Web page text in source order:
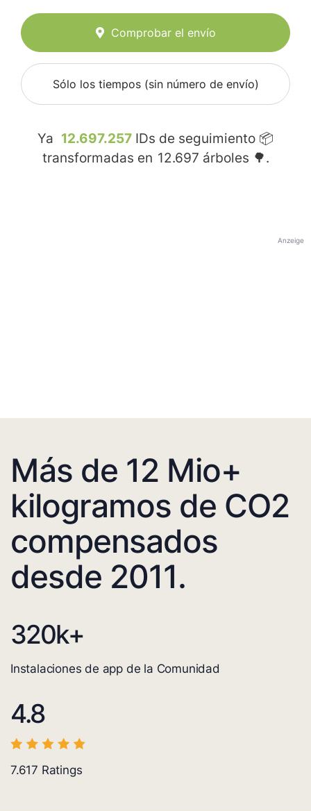
Comprobar el envío
Sólo los tiempos (sin número de envío)
Ya 12.697.257 IDs de seguimiento 📦
transformadas en 12.697 árboles 🌳.
Anzeige
Más de 12 Mio+
kilogramos de CO2
compensados
desde 2011.
320k+
Instalaciones de app de la Comunidad
4.8
7.617 Ratings